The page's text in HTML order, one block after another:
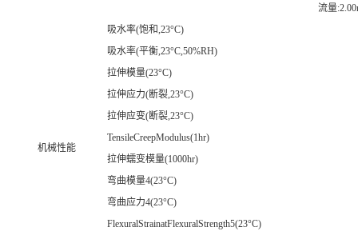
流量
吸水率(饱和,23°C)
吸水率(平衡,23°C,50%RH)
机械性能
拉伸模量(23°C)
拉伸应力(断裂,23°C)
拉伸应变(断裂,23°C)
TensileCreepModulus(1hr)
拉伸蠕变模量(1000hr)
弯曲模量4(23°C)
弯曲应力4(23°C)
FlexuralStrainatFlexuralStrength5(23°C)